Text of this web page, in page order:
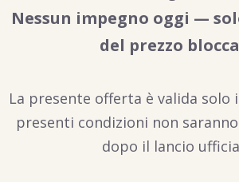
Nessun impegno oggi —
del prezzo
La presente offerta è valida solo
presenti condizioni non
dopo il lancio